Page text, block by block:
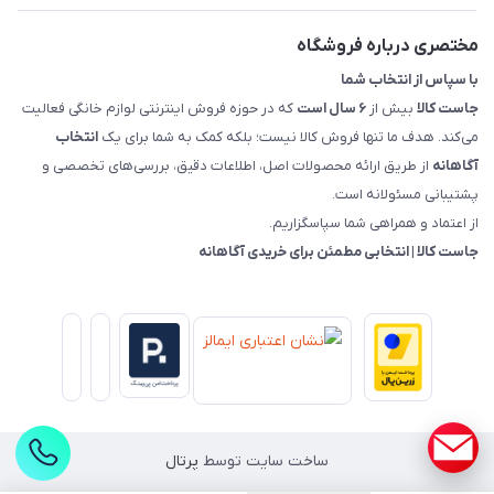
مختصری درباره فروشگاه
با سپاس از انتخاب شما
جاست کالا بیش از ۶ سال است
که در حوزه فروش اینترنتی لوازم خانگی فعالیت
می‌کند. هدف ما تنها فروش کالا نیست؛ بلکه کمک به شما برای یک انتخاب
آگاهانه از طریق ارائه محصولات اصل، اطلاعات دقیق، بررسی‌های تخصصی و
پشتیبانی مسئولانه است.
از اعتماد و همراهی شما سپاسگزاریم.
جاست کالا | انتخابی مطمئن برای خریدی آگاهانه
ساخت سایت توسط پرتال